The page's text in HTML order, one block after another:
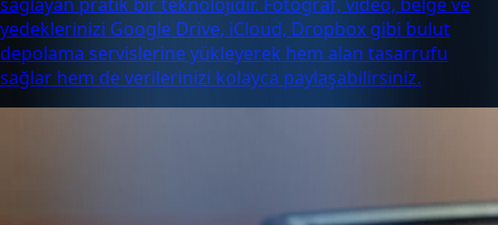
yedeklerinizi Google Drive, iCloud, Dropbox gibi bulut
depolama servislerine yükleyerek hem alan tasarrufu
sağlar hem de verilerinizi kolayca paylaşabilirsiniz.